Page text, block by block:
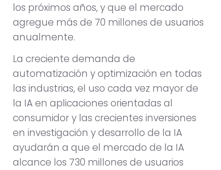
los próximos años, y que el mercado
agregue más de 70 millones de usuarios
anualmente.
La creciente demanda de
automatización y optimización en todas
las industrias, el uso cada vez mayor de
la IA en aplicaciones orientadas al
consumidor y las crecientes inversiones
en investigación y desarrollo de la IA
ayudarán a que el mercado de la IA
alcance los 730 millones de usuarios